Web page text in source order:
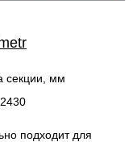
секции, мм
подходит для